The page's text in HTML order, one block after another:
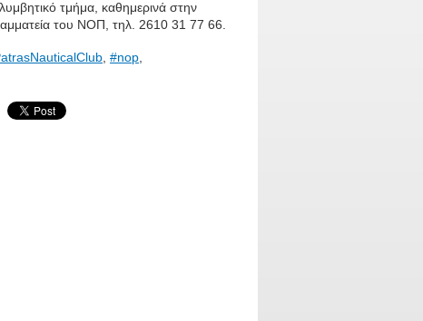
τμήμα, καθημερινά στην
του ΝΟΠ, τηλ. 2610 31 77 66.
#nop